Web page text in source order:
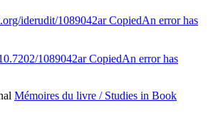
iderudit/1089042arCopiedAn error has
1089042arCopiedAn error has
Mémoires du livre / Studies in Book